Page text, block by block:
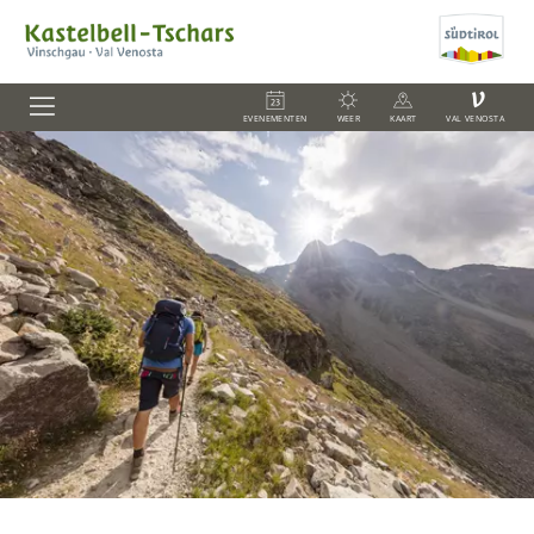
EVENEMENTEN WEER KAART
V
VAL VENOSTA